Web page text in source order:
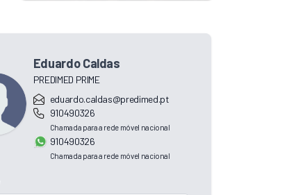
Eduardo Caldas
PREDIMED PRIME
eduardo.caldas@predimed.pt
910490326
Chamada para a rede móvel nacional
910490326
Chamada para a rede móvel nacional